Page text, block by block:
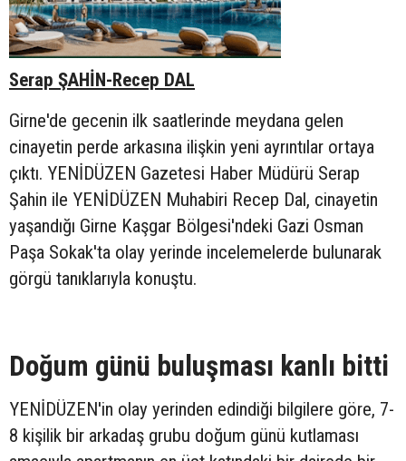
Serap ŞAHİN-Recep DAL
Girne'de gecenin ilk saatlerinde meydana gelen
cinayetin perde arkasına ilişkin yeni ayrıntılar ortaya
çıktı. YENİDÜZEN Gazetesi Haber Müdürü Serap
Şahin ile YENİDÜZEN Muhabiri Recep Dal, cinayetin
yaşandığı Girne Kaşgar Bölgesi'ndeki Gazi Osman
Paşa Sokak'ta olay yerinde incelemelerde bulunarak
görgü tanıklarıyla konuştu.
Doğum günü buluşması kanlı bitti
YENİDÜZEN'in olay yerinden edindiği bilgilere göre, 7-
8 kişilik bir arkadaş grubu doğum günü kutlaması